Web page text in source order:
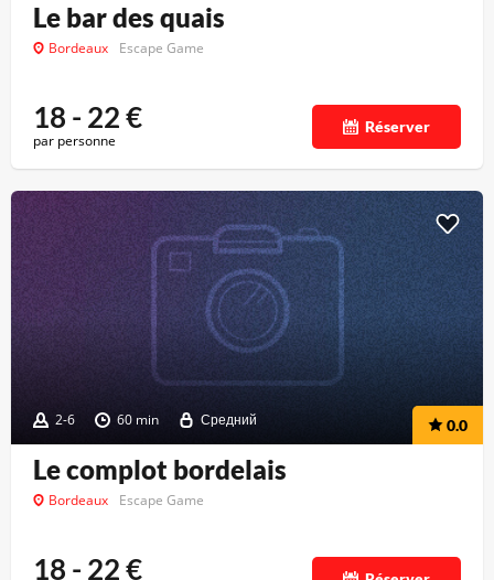
Le bar des quais
Bordeaux Escape Game
18 - 22€
par personne
Réserver
2-6 60 min Средний 0.0
Le complot bordelais
Bordeaux Escape Game
18 - 22€